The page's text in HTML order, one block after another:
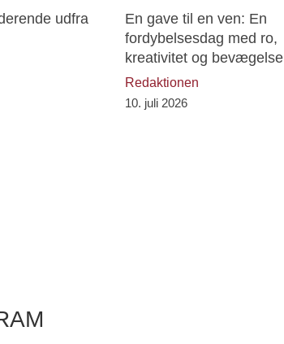
udfra
En gave til en ven: En
fordybelsesdag med ro,
kreativitet og bevægelse
Redaktionen
10. juli 2026